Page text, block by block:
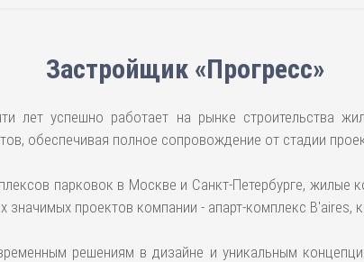
Застройщик «Прогресс»
лет успешно работает на рынке строительства
обеспечивая полное сопровождение от стадии
парковок в Москве и Санкт-Петербурге,
проектов компании - апарт-комплекс
решениям в дизайне и уникальным